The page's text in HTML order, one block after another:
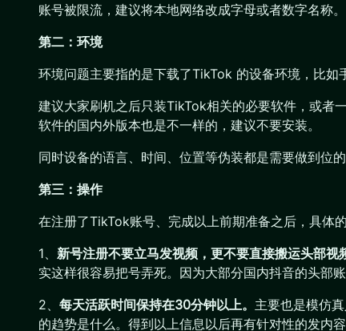
账号被限流，建议将本地网络改成字母或者数字名称。
第二：环境
环境问题主要指的是下载了TikTok 的设备环境，比如
建议大家刷机之后只装TikTok相关的必要软件，或者
软件的国内外版本也是不一样的，建议不要安装。
同时设备的语言、时间、位置等伪装都是需要做到位
第三：操作
在注册了TikTok账号、完成以上前期准备之后，具体
1、 新号注册不要立马发视频，更不要直接搬运头部视
实这样很容易把号弄死。因为大部分国内抖音的头部
2、 每天活跃时间保持在30分钟以上。 主要也是模仿
的趋势是什么。得到以上信息以后再有针对性的发内容